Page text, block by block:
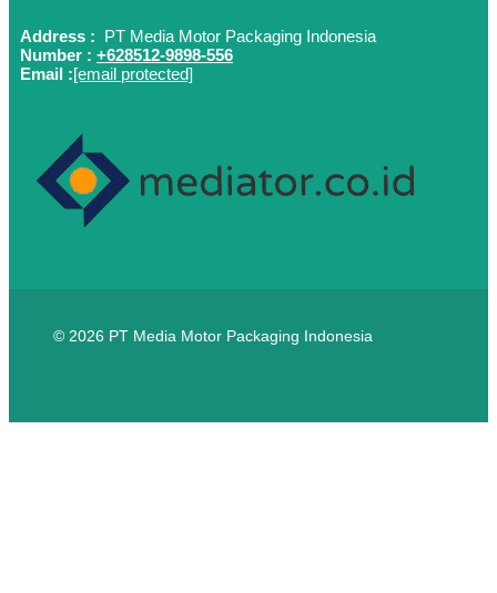
Address : PT Media Motor Packaging Indonesia
Number : +628512-9898-556
Email :[email protected]
© 2026 PT Media Motor Packaging Indonesia